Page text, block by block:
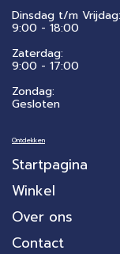
Dinsdag t/m Vrijdag:
9:00 - 18:00
Zaterdag:
​9:00 - 17:00
Zondag:
Gesloten
Ontdekken
Startpagina
Winkel
Over ons
Contact